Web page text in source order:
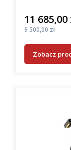
Cena
11 685,00
Cena
9 500,00 zł
Zobacz